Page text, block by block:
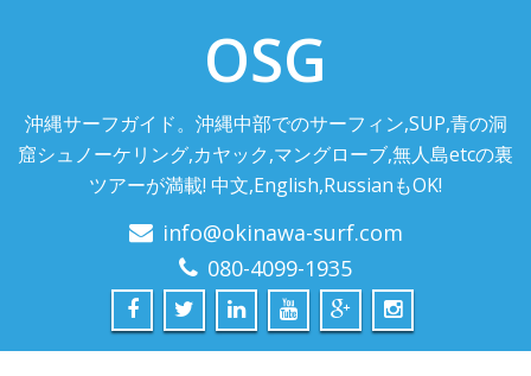
OSG
沖縄サーフガイド。沖縄中部でのサーフィン,SUP,青の洞
窟シュノーケリング,カヤック,マングローブ,無人島etcの裏
ツアーが満載! 中文,English,RussianもOK!
info@okinawa-surf.com
080-4099-1935